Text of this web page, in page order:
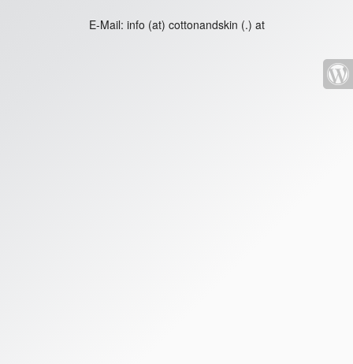
E-Mail: info (at) cottonandskin (.) at